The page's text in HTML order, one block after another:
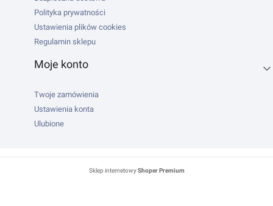
Polityka prywatności
Ustawienia plików cookies
Regulamin sklepu
Moje konto
Twoje zamówienia
Ustawienia konta
Ulubione
Sklep internetowyShoper Premium